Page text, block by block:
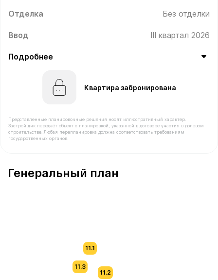
Отделка Без отделки
Ввод III квартал 2026
Подробнее
Квартира забронирована
Представленные планировочные решения носят иллюстративный характер.
Застройщик передаёт объект с планировкой, указанной в договоре участия в долевом
строительстве. Любая перепланировка должна соответствовать требованиям
государственных органов.
Генеральный план
11.3
11.1
11.2